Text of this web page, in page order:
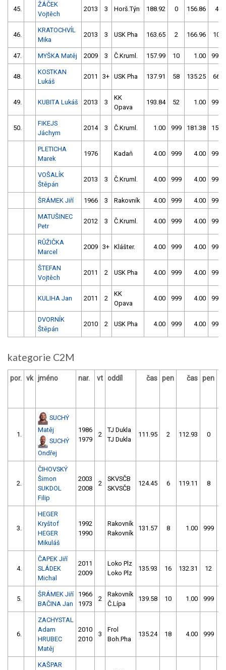
45.
ŽÁČEK
Vojtěch
2013 3 Horš.Týn 188.92 0 156.86 4
46.
KRATOCHVÍL
Mika
2013 3 USK Pha 163.65 2 166.96 10
47. MYŠKA Matěj 2009 3 Č.Kruml. 157.99 10 1.00 999
48.
KOSTKAN
Lukáš
2011 3+ USK Pha 137.91 58 135.25 66
49. KUBITA Lukáš 2013 3
KK
Opava
193.84 52 1.00 999
50.
FIKEJS
Jáchym
2014 3 Č.Kruml. 1.00 999 181.38 156
PLETICHA
Marek
1976 Kadaň 4.00 999 4.00 999
VOŠALÍK
Štěpán
2013 3 Č.Kruml. 4.00 999 4.00 999
ŠRÁMEK Jiří 1966 3 Rakovník 4.00 999 4.00 999
MATUŠINEC
Petr
2012 3 Č.Kruml. 4.00 999 4.00 999
RŮŽIČKA
Marcel
2009 3+ Klášter. 4.00 999 4.00 999
ŠTEFAN
Vojtěch
2011 2 USK Pha 4.00 999 4.00 999
KULIHA Jan 2011 2
KK
Opava
4.00 999 4.00 999
DVORNÍK
Štěpán
2010 2 USK Pha 4.00 999 4.00 999
kategorie C2M
por. vk jméno nar. vt oddíl čas pen čas pen
1.
SUCHÝ
Matěj
SUCHÝ
Ondřej
1986
1979
2
TJ Dukla
TJ Dukla
111.95 2 112.93 0
2.
ČIHOVSKÝ
Šimon
SUKDOL
Filip
2003
2008
2
SKVSČB
SKVSČB
124.45 6 119.11 8
3.
HEGER
Kryštof
HEGER
Mikuláš
1992
1990
Rakovník
Rakovník
131.57 8 1.00 999
4.
ČAPEK Jiří
SLÁDEK
Michal
2011
2009
Loko Plz
Loko Plz
135.93 16 132.31 12
5.
ŠRÁMEK Jiří
BAČINA Jan
1966
1973
2
Rakovník
Č.Lípa
139.58 10 1.00 999
6.
ZACHYSTAL
Adam
HRUBEC
Matěj
2010
2010
3
Frol
Boh.Pha
135.24 18 4.00 999
KAŠPAR